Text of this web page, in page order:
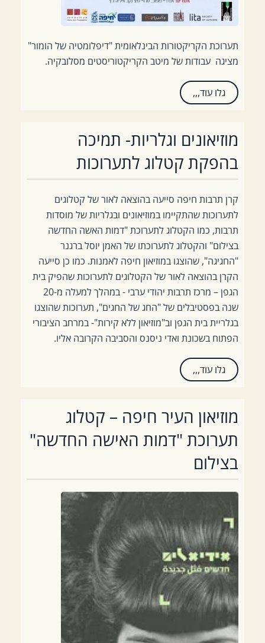
תערוכת הקריקטורות הבינלאומית "דיפלומטיה של הומור"
מציגה עבודות של מיטב הקריקטוריסטים מסלובקיה.
גלו עוד,,,
מוזיאונים וגלריות- תמיכה
בהפקת קטלוג לתערוכות
קרן תרבות חיפה סייעה בהוצאה לאור של קטלוגים
לתערוכות שהתקיימו במוזיאונים ובגלריות של מוסדות
תרבות, כמו הקטלוג לתערוכת "דמות האשה החדשה
בצילום" והקטלוג לתערוכתו של האמן יוסל ברגנר
"החגיגה", שהוצגו במוזיאון חיפה לאמנות. כמו כן סייעה
הקרן בהוצאה לאור של הקטלוגים לתערוכות שהפיק בית
הגפן – מרכז תרבות יהודי ערבי - במהלך למעלה מ-20
שנה בפסטיבלים של "החג של החגים", תערוכות שהוצגו
בגלריית בית הגפן וב"מוזיאון ללא קירות"- במרחב הציבורי
הפתוח בשכונת ואדי ניסנס והסביבה הקרובה אליו.
גלו עוד,,,
מוזיאון העיר חיפה – קטלוג
תערוכת "דמות האישה החדשה"
בצילום